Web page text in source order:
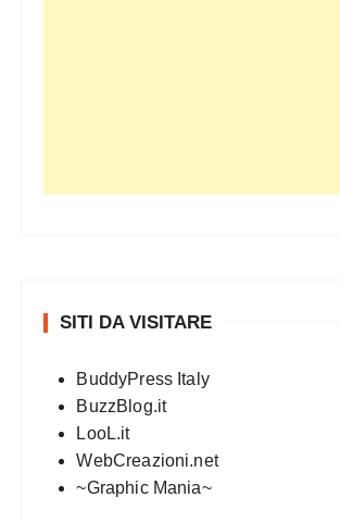
SITI DA VISITARE
BuddyPress Italy
BuzzBlog.it
LooL.it
WebCreazioni.net
~Graphic Mania~